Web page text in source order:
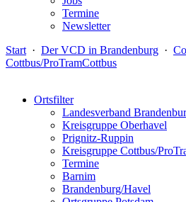
Termine
Newsletter
Start · Der VCD in Brandenburg ·
Cottbus/ProTramCottbus
Ortsfilter
Landesverband
Kreisgruppe Oberhavel
Prignitz-Ruppin
Kreisgruppe Cottbus/
Termine
Barnim
Brandenburg/Havel